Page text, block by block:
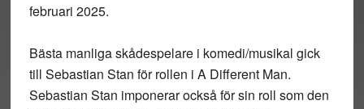
februari 2025.
Bästa manliga skådespelare i komedi/musikal gick
till Sebastian Stan för rollen i A Different Man.
Sebastian Stan imponerar också för sin roll som den